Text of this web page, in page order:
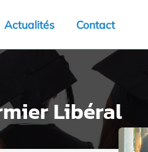
Actualités Contact
Libéral